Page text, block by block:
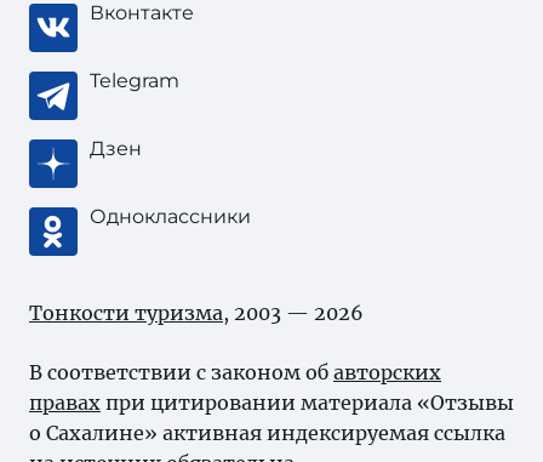
Вконтакте
Telegram
Дзен
Одноклассники
Тонкости туризма, 2003 — 2026
В соответствии с законом об авторских
правах при цитировании материала «Отзывы
о Сахалине» активная индексируемая ссылка